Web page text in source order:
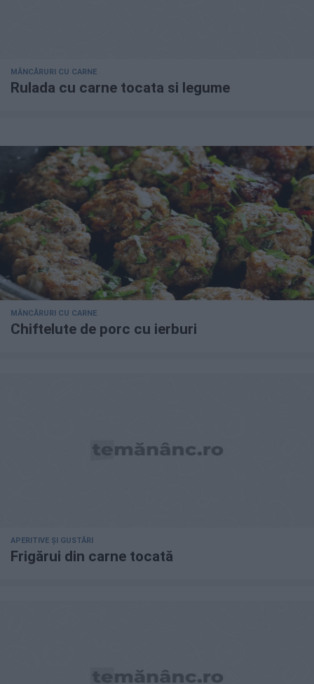
MÂNCĂRURI CU CARNE
Rulada cu carne tocata si legume
MÂNCĂRURI CU CARNE
Chiftelute de porc cu ierburi
APERITIVE ȘI GUSTĂRI
Frigărui din carne tocată